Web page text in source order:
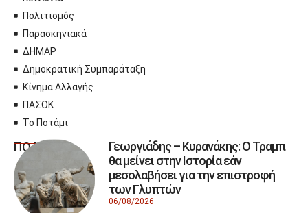
Πολιτισμός
Παρασκηνιακά
ΔΗΜΑΡ
Δημοκρατική Συμπαράταξη
Κίνημα Αλλαγής
ΠΑΣΟΚ
Το Ποτάμι
ΠΟΛΙΤΙΚΗ
Γεωργιάδης – Κυρανάκης: Ο Τραμπ
θα μείνει στην Ιστορία εάν
μεσολαβήσει για την επιστροφή
των Γλυπτών
06/08/2026